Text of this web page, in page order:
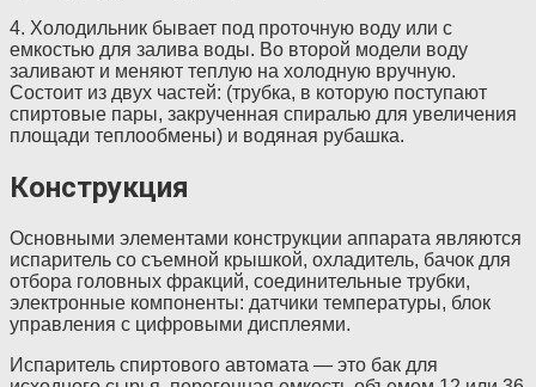
4. Холодильник бывает под проточную воду или с
емкостью для залива воды. Во второй модели воду
заливают и меняют теплую на холодную вручную.
Состоит из двух частей: (трубка, в которую поступают
спиртовые пары, закрученная спиралью для увеличения
площади теплообмены) и водяная рубашка.
Конструкция
Основными элементами конструкции аппарата являются
испаритель со съемной крышкой, охладитель, бачок для
отбора головных фракций, соединительные трубки,
электронные компоненты: датчики температуры, блок
управления с цифровыми дисплеями.
Испаритель спиртового автомата — это бак для